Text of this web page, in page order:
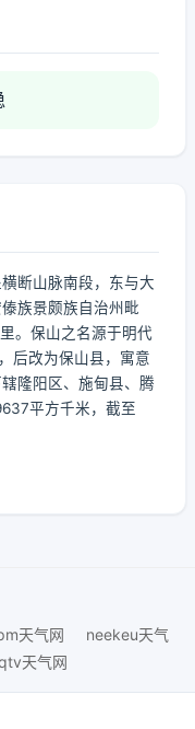
断山脉南段，东与大
族景颇族自治州毗
。保山之名源于明代
后改为保山县，寓意
隆阳区、施甸县、腾
平方千米，截至
天气网
neekeu天气
天气网